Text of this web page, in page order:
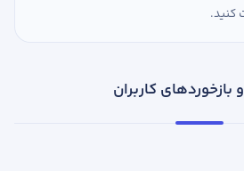
بازخوردهای کاربران